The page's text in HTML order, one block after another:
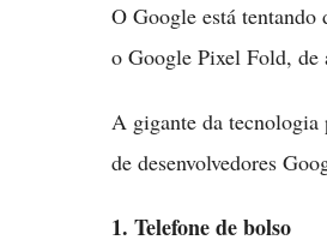
O Google está tentando
o Google Pixel Fold, de
A gigante da tecnologia
de desenvolvedores
1. Telefone de bolso